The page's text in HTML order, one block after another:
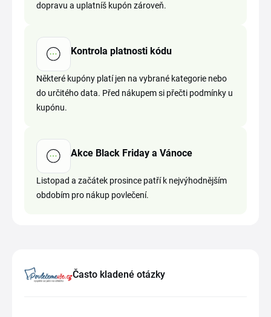
dopravu a uplatníš kupón zároveň.
Kontrola platnosti kódu
Některé kupóny platí jen na vybrané kategorie nebo
do určitého data. Před nákupem si přečti podmínky u
kupónu.
Akce Black Friday a Vánoce
Listopad a začátek prosince patří k nejvýhodnějším
obdobím pro nákup povlečení.
Často kladené otázky